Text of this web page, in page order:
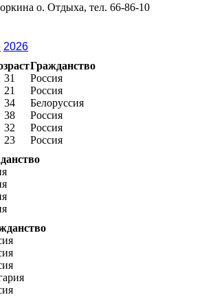
о. Отдыха, тел. 66-86-10
2026
Гражданство
31
Россия
21
Россия
34
Белоруссия
38
Россия
32
Россия
23
Россия